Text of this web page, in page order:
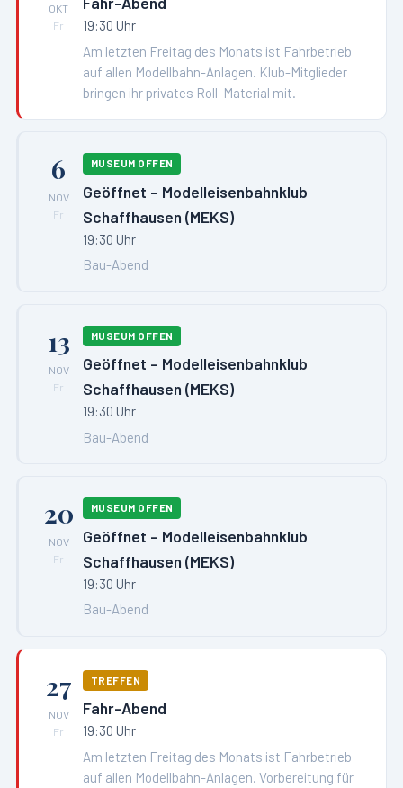
OKT
Fr
19:30 Uhr
Am letzten Freitag des Monats ist Fahrbetrieb
auf allen Modellbahn-Anlagen. Klub-Mitglieder
bringen ihr privates Roll-Material mit.
6
NOV
Fr
MUSEUM OFFEN
Geöffnet – Modelleisenbahnklub
Schaffhausen (MEKS)
19:30 Uhr
Bau-Abend
13
NOV
Fr
MUSEUM OFFEN
Geöffnet – Modelleisenbahnklub
Schaffhausen (MEKS)
19:30 Uhr
Bau-Abend
20
NOV
Fr
MUSEUM OFFEN
Geöffnet – Modelleisenbahnklub
Schaffhausen (MEKS)
19:30 Uhr
Bau-Abend
27
NOV
Fr
TREFFEN
Fahr-Abend
19:30 Uhr
Am letzten Freitag des Monats ist Fahrbetrieb
auf allen Modellbahn-Anlagen. Vorbereitung für